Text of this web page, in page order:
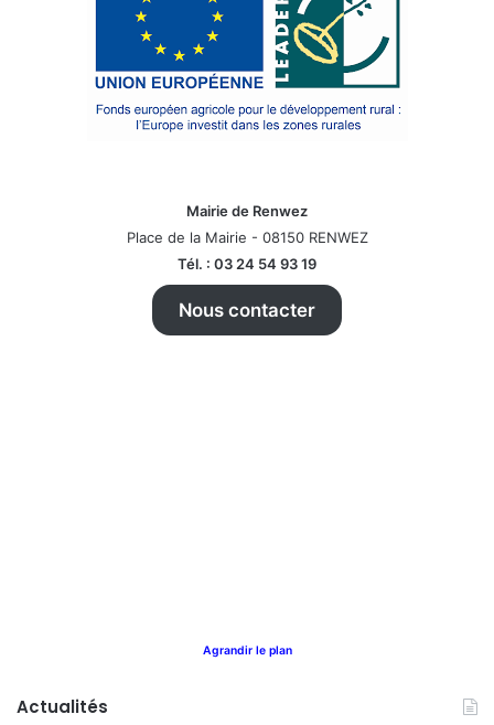
Mairie de Renwez
Place de la Mairie - 08150 RENWEZ
Tél. : 03 24 54 93 19
Nous contacter
Agrandir le plan
Actualités